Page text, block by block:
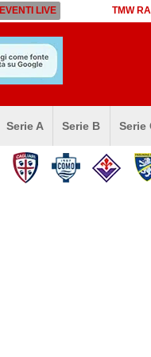
EVENTI LIVE TMW
Serie A Serie B Serie